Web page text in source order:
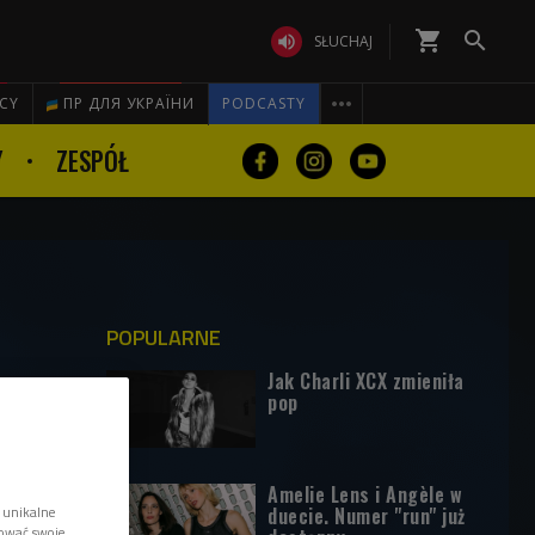
 SŁUCHAJ shopping_cart 
ПР ДЛЯ УКРАЇНИ PODCASTY 
ZESPÓŁ
POPULARNE
Jak Charli XCX zmieniła
pop
Amelie Lens i Angèle w
duecie. Numer "run" już